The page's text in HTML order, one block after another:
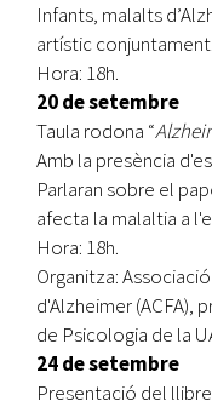
Infants, malalts
artístic conjuntament.
Hora: 18h.
20 de setembre
Taula rodona “
Amb la presència
Parlaran sobre el
afecta la malaltia a
Hora: 18h.
Organitza:
d'Alzheimer (ACFA),
de Psicologia de la
24 de setembre
Presentació del llibre